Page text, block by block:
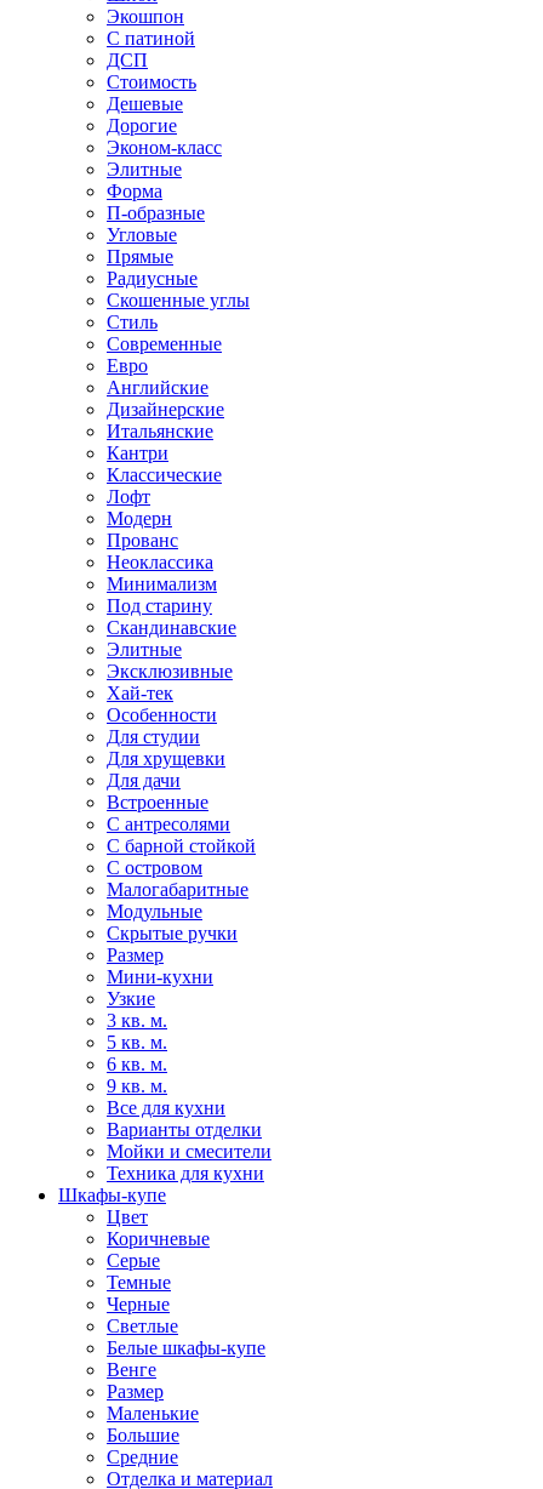
Экошпон
С патиной
ДСП
Стоимость
Дешевые
Дорогие
Эконом-класс
Элитные
Форма
П-образные
Угловые
Прямые
Радиусные
Скошенные углы
Стиль
Современные
Евро
Английские
Дизайнерские
Итальянские
Кантри
Классические
Лофт
Модерн
Прованс
Неоклассика
Минимализм
Под старину
Скандинавские
Элитные
Эксклюзивные
Хай-тек
Особенности
Для студии
Для хрущевки
Для дачи
Встроенные
С антресолями
С барной стойкой
С островом
Малогабаритные
Модульные
Скрытые ручки
Размер
Мини-кухни
Узкие
3 кв. м.
5 кв. м.
6 кв. м.
9 кв. м.
Все для кухни
Варианты отделки
Мойки и смесители
Техника для кухни
Шкафы-купе
Цвет
Коричневые
Серые
Темные
Черные
Светлые
Белые шкафы-купе
Венге
Размер
Маленькие
Большие
Средние
Отделка и материал